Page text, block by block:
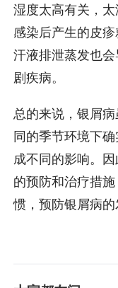
湿度太高有关，
感染后产生的皮
汗液排泄蒸发也
剧疾病。
总的来说，银屑
同的季节环境下
成不同的影响。
的预防和治疗措
惯，预防银屑病的